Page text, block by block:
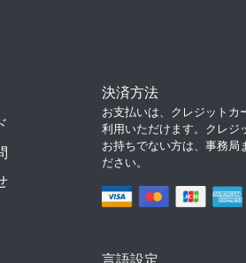
決済方法
お支払いは、クレジットカ
利用いただけます。クレジ
お持ちでない方は、事務局
ださい。
言語設定